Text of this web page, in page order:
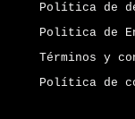
Política de
Politica de
Términos y
Política de